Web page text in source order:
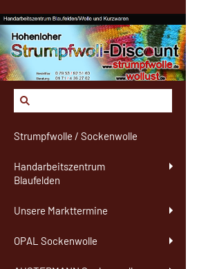
Strumpfwolle / Sockenwolle
Handarbeitszentrum
Blaufelden
Unsere Markttermine
OPAL Sockenwolle